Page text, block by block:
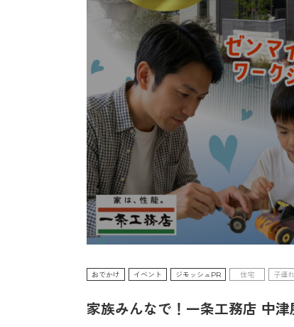
おでかけ イベント ジモッシュPR 住宅 子連
家族みんなで！一条工務店 中